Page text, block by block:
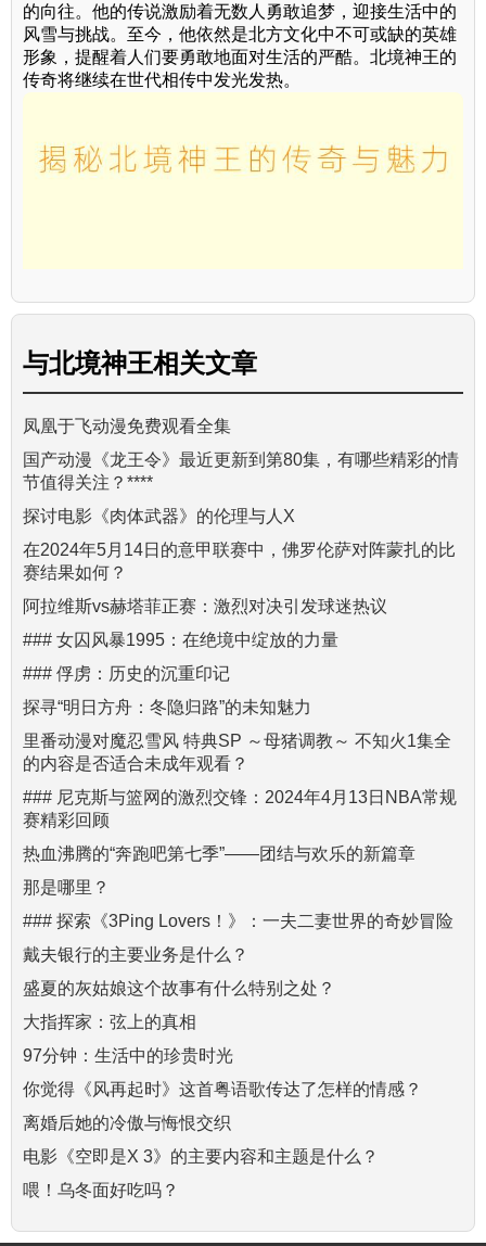
的向往。他的传说激励着无数人勇敢追梦，迎接生活中的
风雪与挑战。至今，他依然是北方文化中不可或缺的英雄
形象，提醒着人们要勇敢地面对生活的严酷。北境神王的
传奇将继续在世代相传中发光发热。
与北境神王相关文章
凤凰于飞动漫免费观看全集
国产动漫《龙王令》最近更新到第80集，有哪些精彩的情
节值得关注？****
探讨电影《肉体武器》的伦理与人X
在2024年5月14日的意甲联赛中，佛罗伦萨对阵蒙扎的比
赛结果如何？
阿拉维斯vs赫塔菲正赛：激烈对决引发球迷热议
### 女囚风暴1995：在绝境中绽放的力量
### 俘虏：历史的沉重印记
探寻“明日方舟：冬隐归路”的未知魅力
里番动漫对魔忍雪风 特典SP ～母猪调教～ 不知火1集全
的内容是否适合未成年观看？
### 尼克斯与篮网的激烈交锋：2024年4月13日NBA常规
赛精彩回顾
热血沸腾的“奔跑吧第七季”——团结与欢乐的新篇章
那是哪里？
### 探索《3Ping Lovers！》：一夫二妻世界的奇妙冒险
戴夫银行的主要业务是什么？
盛夏的灰姑娘这个故事有什么特别之处？
大指挥家：弦上的真相
97分钟：生活中的珍贵时光
你觉得《风再起时》这首粤语歌传达了怎样的情感？
离婚后她的冷傲与悔恨交织
电影《空即是X 3》的主要内容和主题是什么？
喂！乌冬面好吃吗？